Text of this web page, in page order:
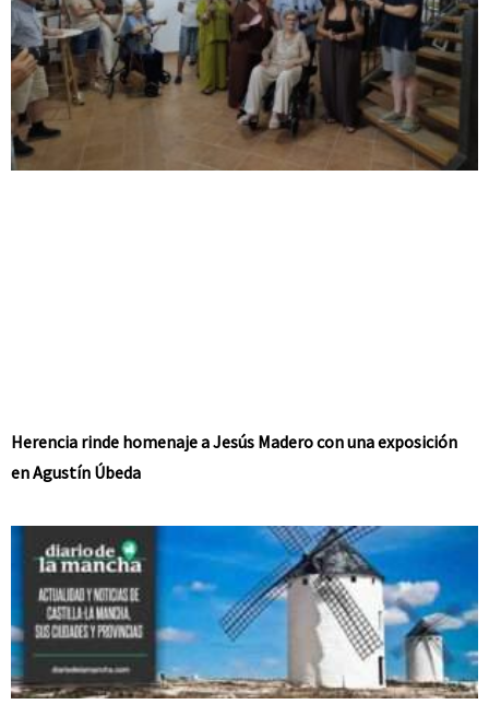
Herencia rinde homenaje a Jesús Madero con una exposición
en Agustín Úbeda